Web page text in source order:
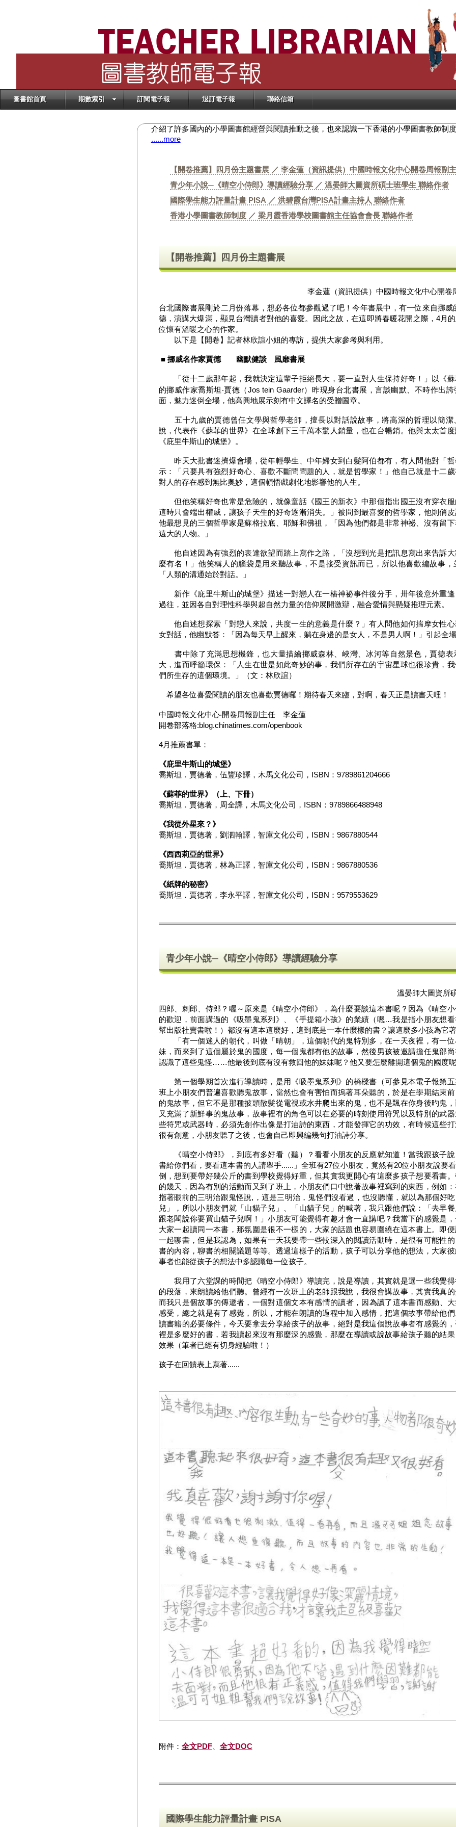
圖書館首頁 期數索引 訂閱電子報 退訂電子報 聯絡信箱
介紹了許多國內的小學圖書館經營與閱讀推動之後，也來認識一下香港的小學圖書教師制
......more
【開卷推薦】四月份主題書展 ／ 李金蓮（資訊提供）中國時報文化中心開卷周報副
青少年小說─《晴空小侍郎》導讀經驗分享 ／ 溫晏師大圖資所碩士班學生聯絡作者
國際學生能力評量計畫 PISA ／ 洪碧霞台灣PISA計畫主持人聯絡作者
香港小學圖書教師制度 ／ 梁月霞香港學校圖書館主任協會會長聯絡作者
【開卷推薦】四月份主題書展
李金蓮（資訊提供）中國時報文化中心開卷
台北國際書展剛於二月份落幕，想必各位都參觀過了吧！今年書展中，有一位來自挪威
德，演講大爆滿，顯見台灣讀者對他的喜愛。因此之故，在這即將春暖花開之際，4月
位懷有溫暖之心的作家。
以下是【開卷】記者林欣誼小姐的專訪，提供大家參考與利用。
■ 挪威名作家賈德 幽默健談 風靡書展
「從十二歲那年起，我就決定這輩子拒絕長大，要一直對人生保持好奇！」以《蘇
的挪威作家喬斯坦‧賈德（Jos tein Gaarder）昨現身台北書展，言談幽默、不時作出
面，魅力迷倒全場，他高興地展示刻有中文譯名的受贈圖章。
五十九歲的賈德曾任文學與哲學老師，擅長以對話說故事，將高深的哲理以簡潔
說，代表作《蘇菲的世界》在全球創下三千萬本驚人銷量，也在台暢銷。他與太太首
《庇里牛斯山的城堡》。
昨天大批書迷擠爆會場，從年輕學生、中年婦女到白髮阿伯都有，有人問他對「哲
示：「只要具有強烈好奇心、喜歡不斷問問題的人，就是哲學家！」他自己就是十二
對人的存在感到無比奧妙，這個頓悟戲劇化地影響他的人生。
但他笑稱好奇也常是危險的，就像童話《國王的新衣》中那個指出國王沒有穿衣服
這時只會端出權威，讓孩子天生的好奇逐漸消失。」被問到最喜愛的哲學家，他則俏
他最想見的三個哲學家是蘇格拉底、耶穌和佛祖，「因為他們都是非常神祕、沒有留
遠大的人物。」
他自述因為有強烈的表達欲望而踏上寫作之路，「沒想到光是把訊息寫出來告訴大
麼有名！」他笑稱人的腦袋是用來聽故事，不是接受資訊而已，所以他喜歡編故事
「人類的溝通始於對話。」
新作《庇里牛斯山的城堡》描述一對戀人在一樁神祕事件後分手，卅年後意外重逢
過往，並因各自對理性科學與超自然力量的信仰展開激辯，融合愛情與懸疑推理元素。
他自述想探索「對戀人來說，共度一生的意義是什麼？」有人問他如何揣摩女性心
女對話，他幽默答：「因為每天早上醒來，躺在身邊的是女人，不是男人啊！」引起全
書中除了充滿思想機鋒，也大量描繪挪威森林、峽灣、冰河等自然景色，賈德表
大，進而呼籲環保：「人生在世是如此奇妙的事，我們所存在的宇宙星球也很珍貴，
們所生存的這個環境。」（文：林欣誼）
希望各位喜愛閱讀的朋友也喜歡賈德囉！期待春天來臨，對啊，春天正是讀書天哩！
中國時報文化中心‧開卷周報副主任 李金蓮
開卷部落格:blog.chinatimes.com/openbook
4月推薦書單：
《庇里牛斯山的城堡》
喬斯坦．賈德著，伍豐珍譯，木馬文化公司，ISBN：9789861204666
《蘇菲的世界》（上、下冊）
喬斯坦．賈德著，周全譯，木馬文化公司，ISBN：9789866488948
《我從外星來？》
喬斯坦．賈德著，劉泗翰譯，智庫文化公司，ISBN：9867880544
《西西莉亞的世界》
喬斯坦．賈德著，林為正譯，智庫文化公司，ISBN：9867880536
《紙牌的秘密》
喬斯坦．賈德著，李永平譯，智庫文化公司，ISBN：9579553629
青少年小說─《晴空小侍郎》導讀經驗分享
溫晏師大圖資所
四郎、刺郎、侍郎？喔～原來是《晴空小侍郎》，為什麼要談這本書呢？因為《晴空
的歡迎，前面講過的《吸墨鬼系列》、《手提箱小孩》的業績（嗯…我是指小朋友想
幫出版社賣書啦！）都沒有這本這麼好，這到底是一本什麼樣的書？讓這麼多小孩
「有一個迷人的朝代，叫做「晴朝」，這個朝代的鬼特別多，在一天夜裡，有一位
妹，而來到了這個屬於鬼的國度，每一個鬼都有他的故事，然後男孩被邀請擔任鬼部
認識了這些鬼怪……他最後到底有沒有救回他的妹妹呢？他又要怎麼離開這個鬼的國度
第一個學期首次進行導讀時，是用《吸墨鬼系列》的橋樑書（可參見本電子報第五
班上小朋友們普遍喜歡聽鬼故事，當然也會有害怕而摀著耳朵聽的，於是在學期結束
的鬼故事，但它不是那種披頭散髪從電視或水井爬出來的鬼，也不是飄在你身後旳鬼
又充滿了新鮮事的鬼故事，故事裡有的角色可以在必要的時刻使用符咒以及特別的武
些符咒或武器時，必須先創作出像是打油詩的東西，才能發揮它的功效，有時候這些
很有創意，小朋友聽了之後，也會自己即興編幾句打油詩分享。
《晴空小侍郎》，到底有多好看（聽）？看看小朋友的反應就知道！當我跟孩子說
書給你們看，要看這本書的人請舉手......」全班有27位小朋友，竟然有20位小朋友說要
倒，想到要帶好幾公斤的書到學校覺得好重，但其實我更開心有這麼多孩子想要看書
的幾天，因為有別的活動而又到了班上，小朋友們口中說著故事裡寫到的東西，例如
指著眼前的三明治跟鬼怪說,，這是三明治，鬼怪們沒看過，也沒聽懂，就以為那個好
兒」，所以小朋友們就「山貓子兒」、「山貓子兒」的喊著，我只跟他們說：「去早
跟老闆說你要買山貓子兒啊！」小朋友可能覺得有趣才會一直講吧？我當下的感覺是
大家一起讀同一本書，那氛圍是很不一樣的，大家的話題也容易圍繞在這本書上。即
一起聊書，但是我認為，如果有一天我要帶一些較深入的閱讀活動時，是很有可能性
書的內容，聊書的相關議題等等。透過這樣子的活動，孩子可以分享他的想法，大家
事者也能從孩子的想法中多認識每一位孩子。
我用了六堂課的時間把《晴空小侍郎》導讀完，說是導讀，其實就是選一些我覺得
的段落，來朗讀給他們聽。曾經有一次班上的老師跟我說，我很會講故事，其實我真
而我只是個故事的傳遞者，一個對這個文本有感情的讀者，因為讀了這本書而感動、
感受，總之就是有了感覺，所以，才能在朗讀的過程中加入感情，把這個故事帶給他
讀書籍的必要條件，今天要拿去分享給孩子的故事，絕對是我這個說故事者有感覺的
裡是多麼好的書，若我讀起來沒有那麼深的感覺，那麼在導讀或說故事給孩子聽的結
效果（筆者已經有切身經驗啦！）
孩子在回饋表上寫著......
附件： 全文PDF、 全文DOC
國際學生能力評量計畫 PISA